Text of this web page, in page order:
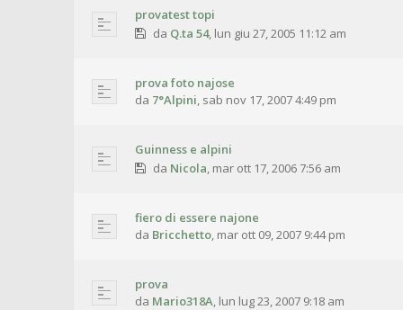
provatest topi
da Q.ta 54, lun giu 27, 2005 11:12 am
prova foto najose
da 7°Alpini, sab nov 17, 2007 4:49 pm
Guinness e alpini
da Nicola, mar ott 17, 2006 7:56 am
fiero di essere najone
da Bricchetto, mar ott 09, 2007 9:44 pm
prova
da Mario318A, lun lug 23, 2007 9:18 am